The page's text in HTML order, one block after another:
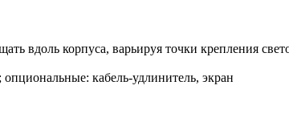
вдоль корпуса, варьируя точки крепления
кабель-удлинитель, экран